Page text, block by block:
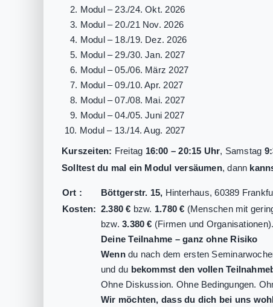
2. Modul – 23./24. Okt. 2026
3. Modul – 20./21 Nov. 2026
4. Modul – 18./19. Dez. 2026
5. Modul – 29./30. Jan. 2027
6. Modul – 05./06. März 2027
7. Modul – 09./10. Apr. 2027
8. Modul – 07./08. Mai. 2027
9. Modul – 04./05. Juni 2027
10. Modul – 13./14. Aug. 2027
Kurszeiten: Freitag 16:00 – 20:15 Uhr, Samstag
Solltest du mal ein Modul versäumen, dann
Ort : Böttgerstr. 15, Hinterhaus, 60389
Kosten: 2.380 € bzw. 1.780 € (Menschen mit
bzw.3.380 € (Firmen und
Deine Teilnahme – ganz ohne Risiko
Wenndu nach dem ersten
und du bekommst den vollen
Ohne Diskussion. Ohne Bedingungen.
Wir möchten, dass du dich bei uns